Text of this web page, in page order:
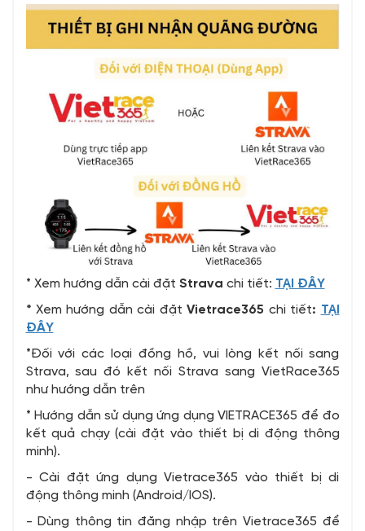
* Xem hướng dẫn cài đặt Strava chi tiết: TẠI ĐÂY
* Xem hướng dẫn cài đặtVietrace365 chi tiết: TẠI
ĐÂY
*Đối với các loại đồng hồ, vui lòng kết nối sang
Strava, sau đó kết nối Strava sang VietRace365
như hướng dẫn trên
* Hướng dẫn sử dụng ứng dụng VIETRACE365 để đo
kết quả chạy (cài đặt vào thiết bị di động thông
minh).
- Cài đặt ứng dụng Vietrace365 vào thiết bị di
động thông minh (Android/IOS).
- Dùng thông tin đăng nhập trên Vietrace365 để